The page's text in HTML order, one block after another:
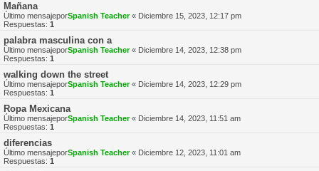
Mañana
Último mensajeporSpanish Teacher« Diciembre 15, 2023, 12:17 pm
Respuestas: 1
palabra masculina con a
Último mensajeporSpanish Teacher« Diciembre 14, 2023, 12:38 pm
Respuestas: 1
walking down the street
Último mensajeporSpanish Teacher« Diciembre 14, 2023, 12:29 pm
Respuestas: 1
Ropa Mexicana
Último mensajeporSpanish Teacher« Diciembre 14, 2023, 11:51 am
Respuestas: 1
diferencias
Último mensajeporSpanish Teacher« Diciembre 12, 2023, 11:01 am
Respuestas: 1